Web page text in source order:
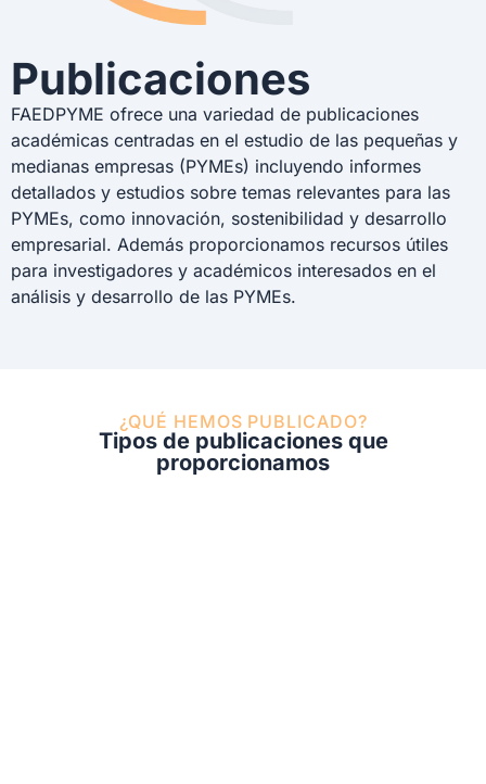
Publicaciones
FAEDPYME ofrece una variedad de publicaciones
académicas centradas en el estudio de las pequeñas y
medianas empresas (PYMEs) incluyendo informes
detallados y estudios sobre temas relevantes para las
PYMEs, como innovación, sostenibilidad y desarrollo
empresarial. Además proporcionamos recursos útiles
para investigadores y académicos interesados en el
análisis y desarrollo de las PYMEs.
¿QUÉ HEMOS PUBLICADO?
Tipos de publicaciones que
proporcionamos